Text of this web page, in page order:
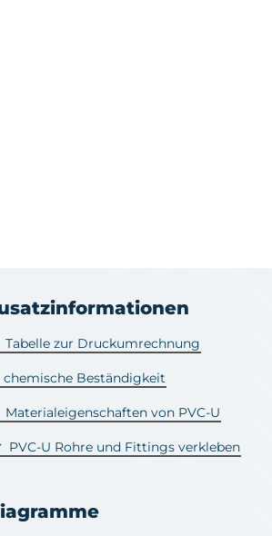
Tabelle zur Druckumrechnung
chemische Beständigkeit
Materialeigenschaften von PVC-U
PVC-U Rohre und Fittings verkleben